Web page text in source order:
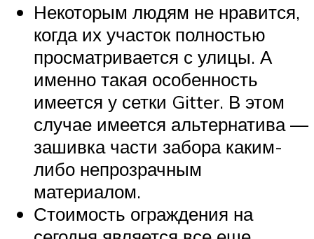
Некоторым людям не нравится,
когда их участок полностью
просматривается с улицы. А
именно такая особенность
имеется у сетки Gitter. В этом
случае имеется альтернатива —
зашивка части забора каким-
либо непрозрачным
материалом.
Стоимость ограждения на